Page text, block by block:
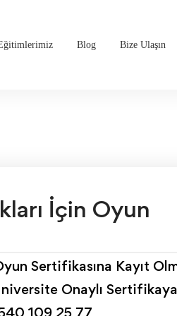
Blog Bize Ulaşın
İçin Oyun
Sertifikasına Kayıt
Onaylı
109 25 77